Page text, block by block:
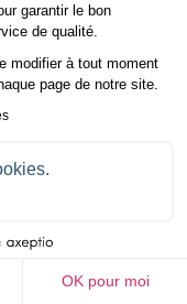
garantir le bon
de qualité.
modifier à tout moment
page de notre site.
OK pour moi